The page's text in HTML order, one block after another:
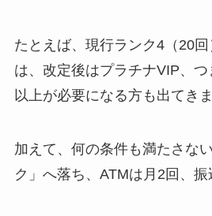
たとえば、現行ランク4（20
は、改定後はプラチナVIP、
以上が必要になる方も出てきま
加えて、何の条件も満たさな
ク」へ落ち、ATMは月2回、振